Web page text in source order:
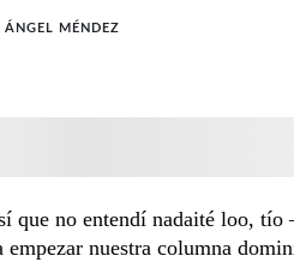
ÁNGEL MÉNDEZ
que no entendí nadaité loo, tío
empezar nuestra columna